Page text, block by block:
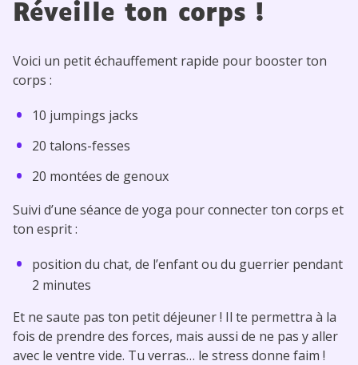
Réveille ton corps !
Voici un petit échauffement rapide pour booster ton
corps :
10 jumpings jacks
20 talons-fesses
20 montées de genoux
Suivi d’une séance de yoga pour connecter ton corps et
ton esprit :
position du chat, de l’enfant ou du guerrier pendant
2 minutes
Et ne saute pas ton petit déjeuner ! Il te permettra à la
fois de prendre des forces, mais aussi de ne pas y aller
avec le ventre vide. Tu verras… le stress donne faim !